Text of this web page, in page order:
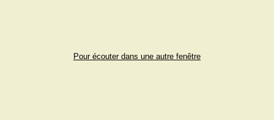
Pour écouter dans une autre fenêtre